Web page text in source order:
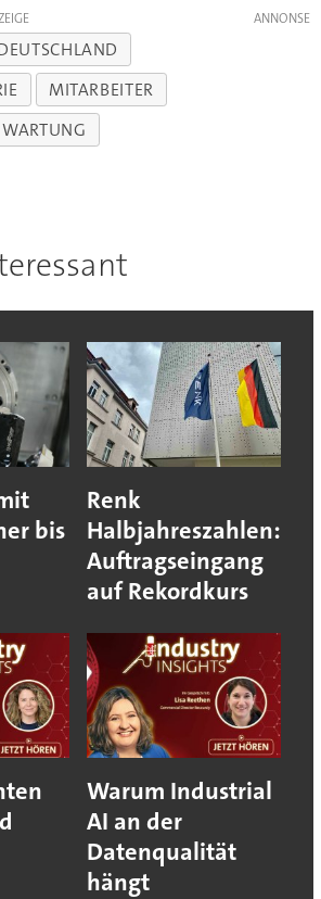
MITARBEITER
WARTUNG
bis
Renk
Halbjahreszahlen:
Auftragseingang
auf Rekordkurs
Warum Industrial
AI an der
Datenqualität
hängt